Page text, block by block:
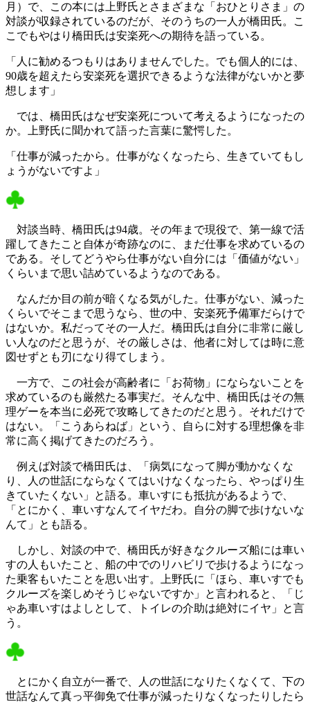
月）で、この本には上野氏とさまざまな「おひとりさま」の
対談が収録されているのだが、そのうちの一人が橋田氏。こ
こでもやはり橋田氏は安楽死への期待を語っている。
「人に勧めるつもりはありませんでした。でも個人的には、
90歳を超えたら安楽死を選択できるような法律がないかと夢
想します」
では、橋田氏はなぜ安楽死について考えるようになったの
か。上野氏に聞かれて語った言葉に驚愕した。
「仕事が減ったから。仕事がなくなったら、生きていてもし
ょうがないですよ」
対談当時、橋田氏は94歳。その年まで現役で、第一線で活
躍してきたこと自体が奇跡なのに、まだ仕事を求めているの
である。そしてどうやら仕事がない自分には「価値がない」
くらいまで思い詰めているようなのである。
なんだか目の前が暗くなる気がした。仕事がない、減った
くらいでそこまで思うなら、世の中、安楽死予備軍だらけで
はないか。私だってその一人だ。橋田氏は自分に非常に厳し
い人なのだと思うが、その厳しさは、他者に対しては時に意
図せずとも刃になり得てしまう。
一方で、この社会が高齢者に「お荷物」にならないことを
求めているのも厳然たる事実だ。そんな中、橋田氏はその無
理ゲーを本当に必死で攻略してきたのだと思う。それだけで
はない。「こうあらねば」という、自らに対する理想像を非
常に高く掲げてきたのだろう。
例えば対談で橋田氏は、「病気になって脚が動かなくな
り、人の世話にならなくてはいけなくなったら、やっぱり生
きていたくない」と語る。車いすにも抵抗があるようで、
「とにかく、車いすなんてイヤだわ。自分の脚で歩けないな
んて」とも語る。
しかし、対談の中で、橋田氏が好きなクルーズ船には車い
すの人もいたこと、船の中でのリハビリで歩けるようになっ
た乗客もいたことを思い出す。上野氏に「ほら、車いすでも
クルーズを楽しめそうじゃないですか」と言われると、「じ
ゃあ車いすはよしとして、トイレの介助は絶対にイヤ」と言
う。
とにかく自立が一番で、人の世話になりたくなくて、下の
世話なんて真っ平御免で仕事が減ったりなくなったりしたら